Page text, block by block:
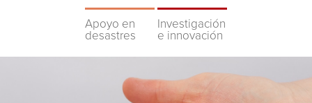
Apoyo en
desastres
Investigación
e innovación